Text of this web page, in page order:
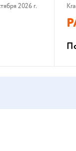
2026 г.